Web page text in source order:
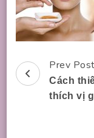
Post
Prev Post
Cách
thích vị